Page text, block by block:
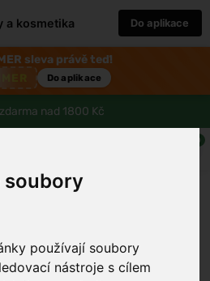
soubory
používají soubory
nástroje s cílem
a kosmetika Do aplikace
sleva právě teď!
Do aplikace
nad 1800 Kč
0